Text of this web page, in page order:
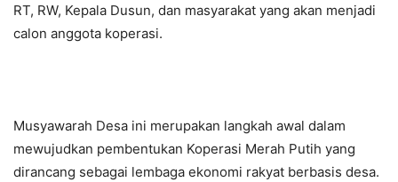
RT, RW, Kepala Dusun, dan masyarakat yang akan menjadi
calon anggota koperasi.
Musyawarah Desa ini merupakan langkah awal dalam
mewujudkan pembentukan Koperasi Merah Putih yang
dirancang sebagai lembaga ekonomi rakyat berbasis desa.